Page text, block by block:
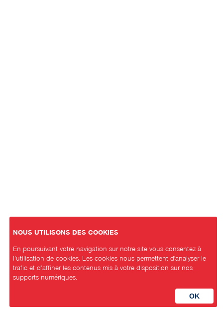
NOUS UTILISONS DES COOKIES
En poursuivant votre navigation sur notre site vous consentez à
l’utilisation de cookies. Les cookies nous permettent d'analyser le
trafic et d’affiner les contenus mis à votre disposition sur nos
supports numériques.